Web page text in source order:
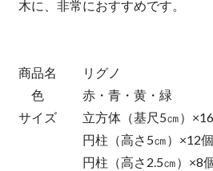
木に、非常におすすめです。
商品名 リグノ
色 赤・青・黄・緑
サイズ 立方体（基尺5㎝）×16
円柱（高さ5㎝）×12個（
円柱（高さ2.5㎝）×8個（